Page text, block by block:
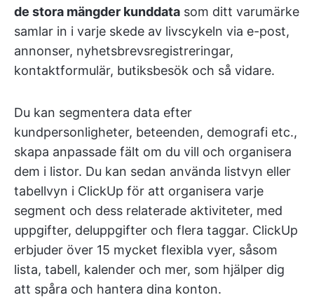
de stora mängder kunddata som ditt varumärke
samlar in i varje skede av livscykeln via e-post,
annonser, nyhetsbrevsregistreringar,
kontaktformulär, butiksbesök och så vidare.
Du kan segmentera data efter
kundpersonligheter, beteenden, demografi etc.,
skapa anpassade fält om du vill och organisera
dem i listor. Du kan sedan använda listvyn eller
tabellvyn i ClickUp för att organisera varje
segment och dess relaterade aktiviteter, med
uppgifter, deluppgifter och flera taggar. ClickUp
erbjuder över 15 mycket flexibla vyer, såsom
lista, tabell, kalender och mer, som hjälper dig
att spåra och hantera dina konton.